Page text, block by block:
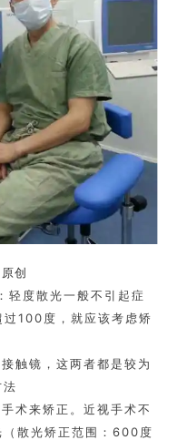
创
轻度散光一般不引起症
100度，就应该考虑矫
触镜，这两者都是较为
术来矫正。近视手术不
散光矫正范围：600度